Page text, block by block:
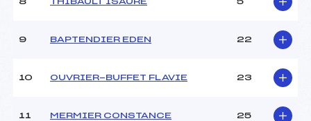
Neige :
8 THIBAULT ISAURE 5
9 BAPTENDIER EDEN 22
10 OUVRIER-BUFFET FLAVIE 23
11 MERMIER CONSTANCE 25